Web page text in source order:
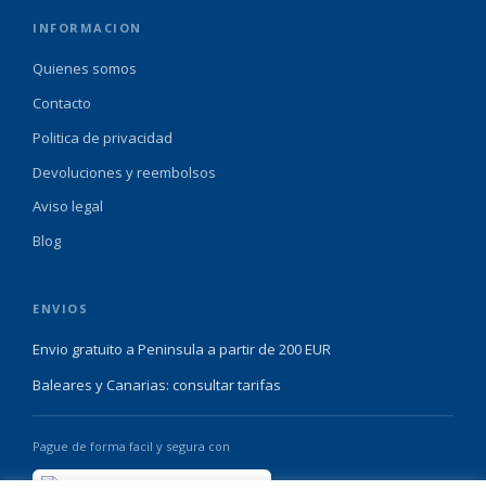
INFORMACION
Quienes somos
Contacto
Politica de privacidad
Devoluciones y reembolsos
Aviso legal
Blog
ENVIOS
Envio gratuito a Peninsula a partir de 200 EUR
Baleares y Canarias: consultar tarifas
Pague de forma facil y segura con